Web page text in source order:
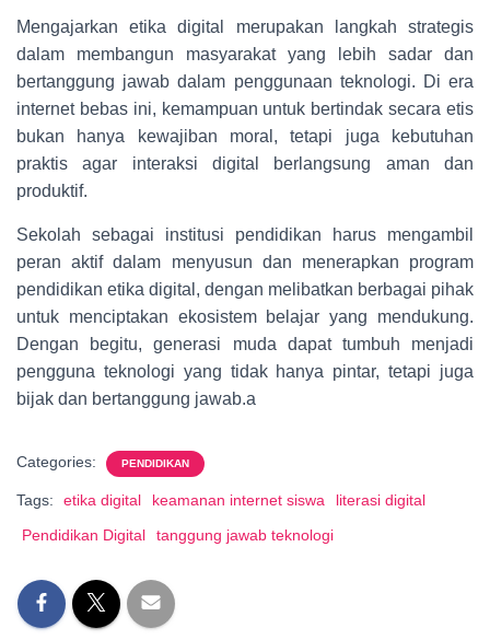
Mengajarkan etika digital merupakan langkah strategis
dalam membangun masyarakat yang lebih sadar dan
bertanggung jawab dalam penggunaan teknologi. Di era
internet bebas ini, kemampuan untuk bertindak secara etis
bukan hanya kewajiban moral, tetapi juga kebutuhan
praktis agar interaksi digital berlangsung aman dan
produktif.
Sekolah sebagai institusi pendidikan harus mengambil
peran aktif dalam menyusun dan menerapkan program
pendidikan etika digital, dengan melibatkan berbagai pihak
untuk menciptakan ekosistem belajar yang mendukung.
Dengan begitu, generasi muda dapat tumbuh menjadi
pengguna teknologi yang tidak hanya pintar, tetapi juga
bijak dan bertanggung jawab.a
Categories: PENDIDIKAN
Tags: etika digital keamanan internet siswa
literasi digital
Pendidikan Digital
tanggung jawab teknologi